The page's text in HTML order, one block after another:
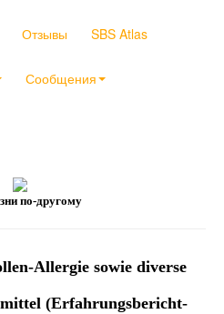
Отзывы SBS Atlas
Сообщения
по-другому
Allergie sowie diverse
(Erfahrungsbericht-